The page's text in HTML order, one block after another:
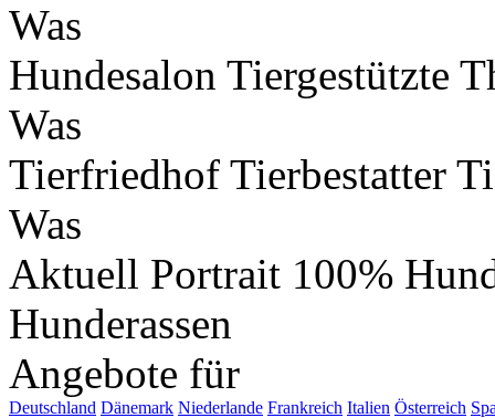
Was
Hundesalon Tiergestützte
Was
Tierfriedhof Tierbestatter
Was
Aktuell Portrait 100%
Hunderassen
Angebote für
Deutschland Dänemark Niederlande Frankreich Italien Österreich